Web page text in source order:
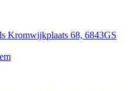
Kromwijkplaats 68, 6843GS